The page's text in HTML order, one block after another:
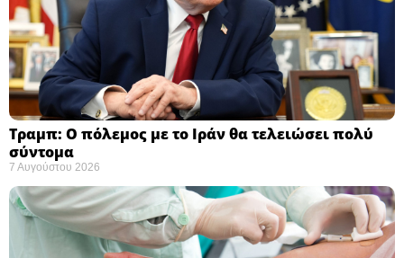
Τραμπ: Ο πόλεμος με το Ιράν θα τελειώσει πολύ
σύντομα ​
7 Αυγούστου 2026